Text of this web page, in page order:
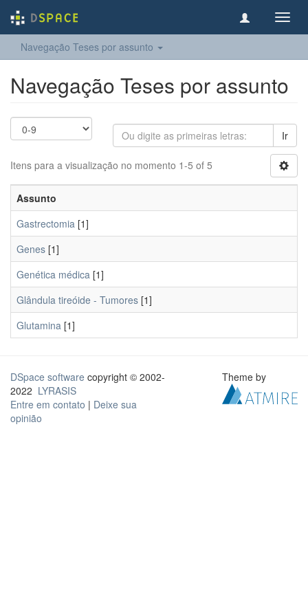
Navegação Teses por assunto
Navegação Teses por assunto
Ir
Itens para a visualização no momento 1-5 of 5
Assunto
Gastrectomia [1]
Genes [1]
Genética médica [1]
Glândula tireóide - Tumores [1]
Glutamina [1]
DSpace software copyright © 2002-
2022 LYRASIS
Entre em contato | Deixe sua
opinião
Theme by